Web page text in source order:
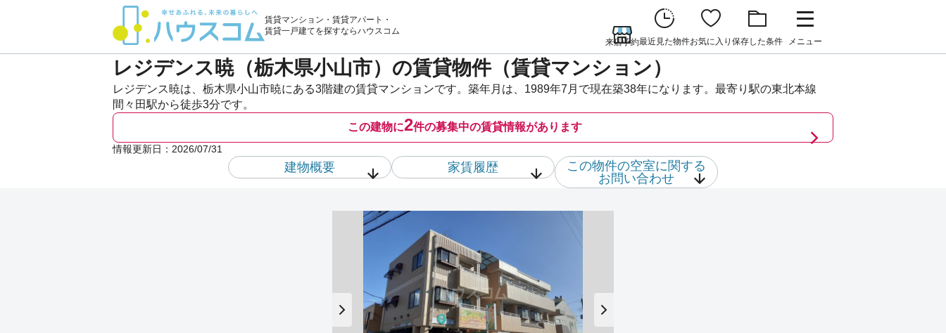
賃貸マンション・賃貸アパート・
賃貸一戸建てを探すならハウスコム
来店予約最近見た物件お気に入り 保存した条件 メニュー
レジデンス暁（栃木県小山市）の賃貸物件（賃貸マンション）
レジデンス暁は、栃木県小山市暁にある3階建の賃貸マンションです。築年月は、1989年7月で現在築38年になります。最寄り駅の東北本線
間々田駅から徒歩3分です。
この建物に2件の募集中の賃貸情報があります
情報更新日： 2026/07/31
建物概要 家賃履歴
この物件の空室に関する
お問い合わせ